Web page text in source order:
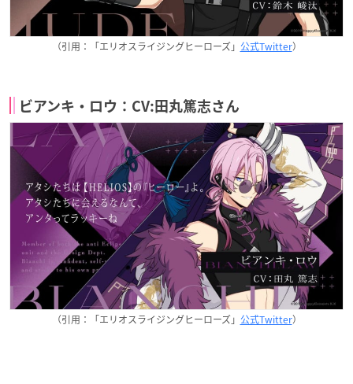
（引用：「エリオスライジングヒーローズ」 公式Twitter）
ビアンキ・ロウ：CV:田丸篤志さん
（引用：「エリオスライジングヒーローズ」 公式Twitter）